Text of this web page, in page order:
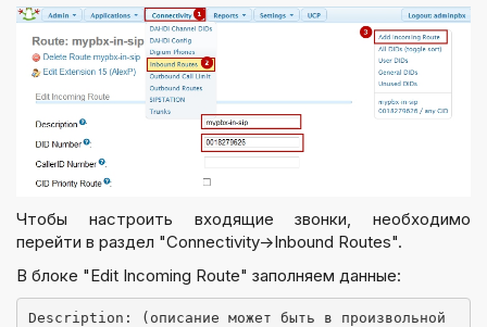
Чтобы настроить входящие звонки, необходимо
перейти в раздел "Connectivity->Inbound Routes".
В блоке "Edit Incoming Route" заполняем данные:
Description:
(описание может быть в произвольной